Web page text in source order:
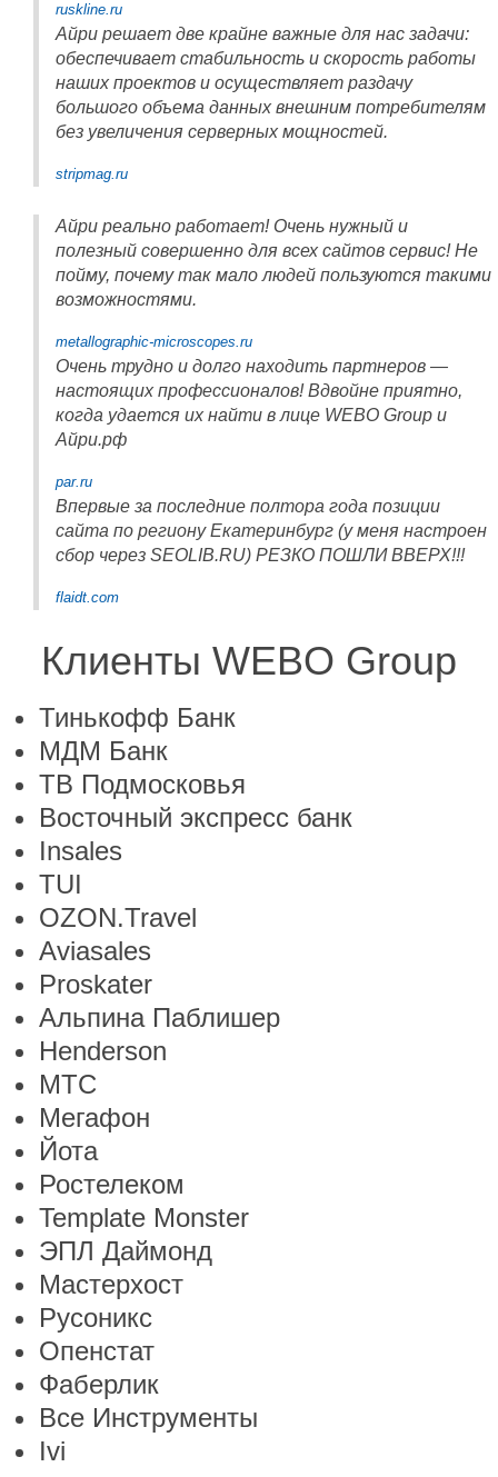
ruskline.ru
Айри решает две крайне важные для нас задачи:
обеспечивает стабильность и скорость работы
наших проектов и осуществляет раздачу
большого объема данных внешним потребителям
без увеличения серверных мощностей.
stripmag.ru
Айри реально работает! Очень нужный и
полезный совершенно для всех сайтов сервис! Не
пойму, почему так мало людей пользуются такими
возможностями.
metallographic-microscopes.ru
Очень трудно и долго находить партнеров —
настоящих профессионалов! Вдвойне приятно,
когда удается их найти в лице WEBO Group и
Айри.рф
par.ru
Впервые за последние полтора года позиции
сайта по региону Екатеринбург (у меня настроен
сбор через SEOLIB.RU) РЕЗКО ПОШЛИ ВВЕРХ!!!
flaidt.com
Клиенты WEBO Group
Тинькофф Банк
МДМ Банк
ТВ Подмосковья
Восточный экспресс банк
Insales
TUI
OZON.Travel
Aviasales
Proskater
Альпина Паблишер
Henderson
МТС
Мегафон
Йота
Ростелеком
Template Monster
ЭПЛ Даймонд
Мастерхост
Русоникс
Опенстат
Фаберлик
Все Инструменты
Ivi